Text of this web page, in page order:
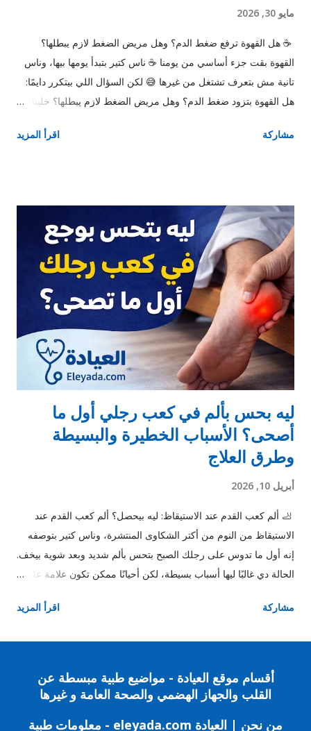
مايو 30, 2026
☕ هل القهوة ترفع ضغط الدم؟ وهل مريض الضغط لازم يبطلها؟
القهوة بقت جزء أساسي من يومنا ☕ ناس كتير بتبدأ يومها بيها، وناس
تانية مش بتعرف تشتغل من غيرها 😅 لكن السؤال اللي بيتكرر دايمًا:
هل القهوة بتزود ضغط الدم؟ وهل مريض الضغط لازم يبطلها؟ خلينا
المختصرة: ✔️ أيوه… لكن بشكل مؤقت الكافيين اللي في القهوة
بيرجع طبيعي بسرعة 🫀 لو مريض ضغط: الموضوع يعتمد على: هل
الضغط متظبط ولا لأ حساسية الجسم للكافيين 🧠 مين لازم ياخد باله؟
مرضى الضغط غير المنتظم كبار السن اللي بيحسوا بخفقان بعد القهوة
اللي ضغطهم بيعلى بعد ما يشربوها ❤️ القهوة مفيدة ولا مضرة للقلب؟
المفاجأة 👇 ✔️ دراسات كتير بتقول إن القهوة باعتدال: ممكن تقلل خطر
أمراض القلب تحسن النشاط والتركيز ❗ لكن: الإفراط = مشاكل
(خفقان + قلق + ارتفاع ضغط) ☕ الكمية المسموحة غالبًا: 👉 من 1 لـ 2
فنجان صباحا يو...
مشاركة اقرأ المزيد
ليه بحس بألم في كعب رجلي أول ما
أصحى؟ الأسباب الخطيرة والبسيطة
وطرق العلاج
أبريل 10, 2026
🦶 ألم كعب القدم عند الاستيقاظ: ليه بيحصل؟ ألم كعب القدم عند
الاستيقاظ من النوم من أكتر الشكاوى المنتشرة، وناس كتير بتوصفه
إنه أول ما تدوس على رجلك الصبح بتحس بألم شديد وبعد شوية بيخف.
الحالة دي غالبًا ليها أسباب بسيطة، لكن أحيانًا ممكن تكون علامة على
التهاب اللفافة الأخمصية (أشهر سبب) ده السبب رقم واحد في ألم
بيخف مع الحركة يرجع تاني بعد الراحة 2. الشوكة العظمية زوائد
عظمية صغيرة في الكعب. 📌 مش دايمًا هي السبب، لكن ممكن تزود
مشاركة اقرأ المزيد
أقسام موقع العيادة - مواضيع طبية مبسطة عن
القلب والجهاز الهضمي والصحة العامة و غيرها
من نحن | العيادة eleyada.com - معلومات طبية